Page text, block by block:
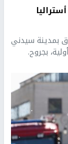
بمدينة سيدني
أولية، بجروح.